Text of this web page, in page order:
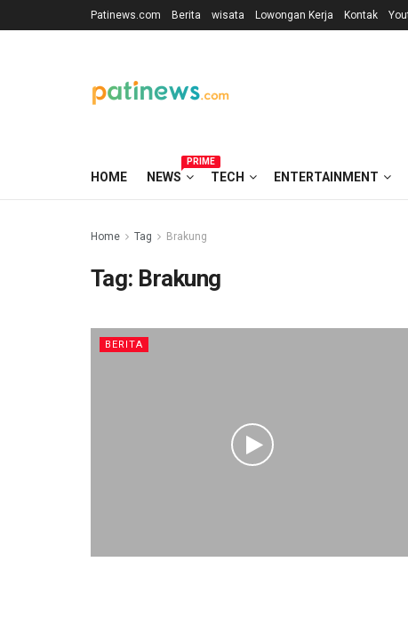
Patinews.com Berita wisata Lowongan Kerja Kontak
HOME NEWS
PRIME
TECH ENTERTAINMENT
Home Tag Brakung
Tag: Brakung
BERITA